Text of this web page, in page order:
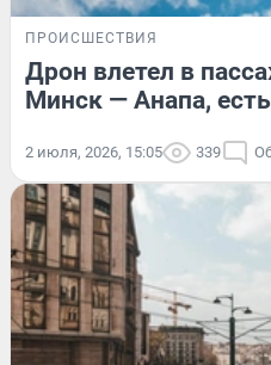
ПРОИСШЕСТВИЯ
Дрон влетел в
Минск — Анапа,
2 июля, 2026, 15:05 339